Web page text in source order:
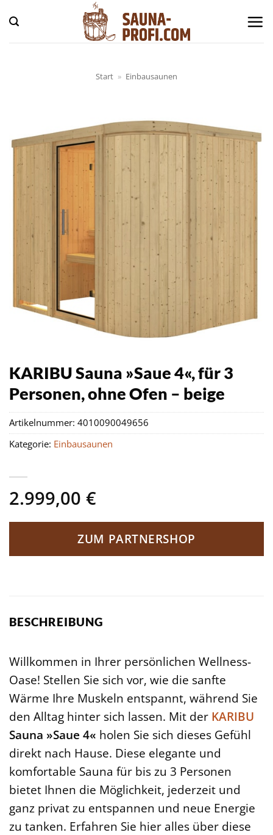
Inhalt
springen
Start » Einbausaunen
KARIBU Sauna »Saue 4«, für 3
Personen, ohne Ofen – beige
2.999,00 €
ZUM PARTNERSHOP
Artikelnummer: 4010090049656
Kategorie: Einbausaunen
BESCHREIBUNG
Willkommen in Ihrer persönlichen Wellness-
Oase! Stellen Sie sich vor, wie die sanfte
Wärme Ihre Muskeln entspannt, während Sie
den Alltag hinter sich lassen. Mit der KARIBU
Sauna »Saue 4« holen Sie sich dieses Gefühl
direkt nach Hause. Diese elegante und
komfortable Sauna für bis zu 3 Personen
bietet Ihnen die Möglichkeit, jederzeit und
ganz privat zu entspannen und neue Energie
zu tanken. Erfahren Sie hier alles über diese